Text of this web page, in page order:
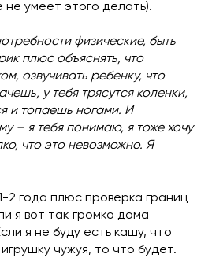
умеет этого делать).
физические, быть
плюс объяснять, что
озвучивать ребенку, что
у тебя трясутся коленки,
и топаешь ногами. И
– я тебя понимаю, я тоже хочу
что это невозможно. Я
2 года плюс проверка границ
я вот так громко дома
я не буду есть кашу, что
чужуя, то что будет.